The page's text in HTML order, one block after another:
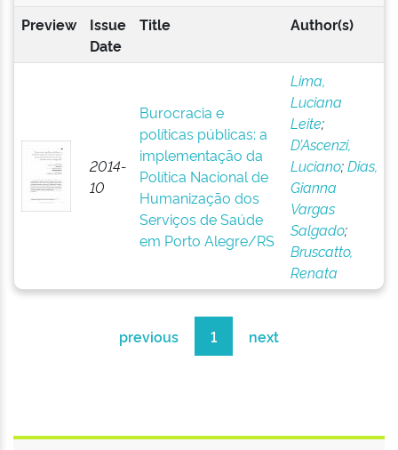
Preview
Issue
Date
Title Author(s)
2014-
10
Burocracia e
políticas públicas: a
implementação da
Política Nacional de
Humanização dos
Serviços de Saúde
em Porto Alegre/RS
Lima,
Luciana
Leite;
D’Ascenzi,
Luciano;Dias,
Gianna
Vargas
Salgado;
Bruscatto,
Renata
previous 1 next